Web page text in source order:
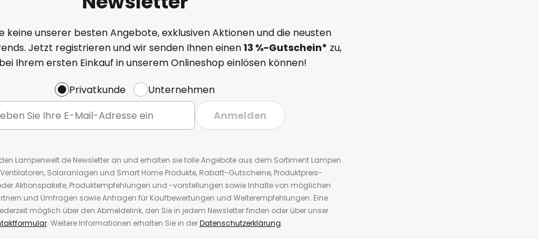
keine unserer besten Angebote, exklusiven Aktionen und die neusten
Jetzt registrieren und wir senden Ihnen einen13 %-Gutschein* zu,
Ihrem ersten Einkauf in unserem Onlineshop einlösen können!
Privatkunde
Unternehmen
Anmelden
Lampenwelt.de Newsletter an und erhalten sie tolle Angebote aus dem Sortiment Lampen
Solaranlagen und Smart Home Produkte, Rabatt-Gutscheine, Produktpreis-
Aktionspakete, Produktempfehlungen und -vorstellungen sowie Inhalte von möglichen
und Umfragen sowie Anfragen für Kaufbewertungen und Weiterempfehlungen. Eine
möglich über den Abmeldelink, den Sie in jedem Newsletter finden oder über unser
. Weitere Informationen erhalten Sie in derDatenschutzerklärung.